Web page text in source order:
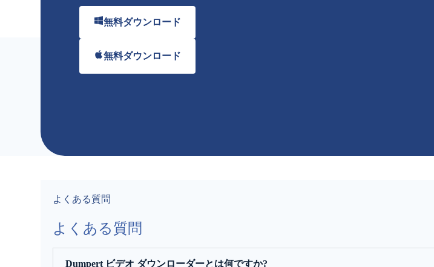
無料ダウンロード
無料ダウンロード
よくある質問
よくある質問
Dumpert ビデオ ダウンローダーとは何ですか?